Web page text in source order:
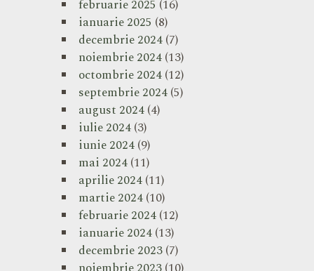
februarie 2025 (16)
ianuarie 2025 (8)
decembrie 2024(7)
noiembrie 2024(13)
octombrie 2024(12)
septembrie 2024(5)
august 2024(4)
iulie 2024(3)
iunie 2024(9)
mai 2024(11)
aprilie 2024(11)
martie 2024(10)
februarie 2024(12)
ianuarie 2024(13)
decembrie 2023(7)